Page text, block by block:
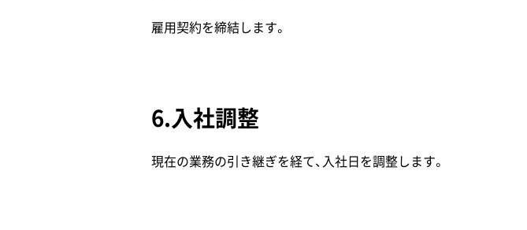
雇用契約を締結します。
6.入社調整
現在の業務の引き継ぎを経て、入社日を調整します。